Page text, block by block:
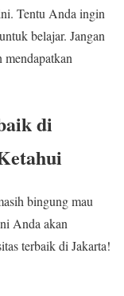
Tentu Anda ingin
belajar. Jangan
di
bingung mau
Anda akan
terbaik di Jakarta!